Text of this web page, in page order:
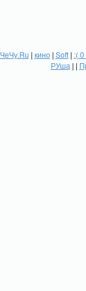
ЧеЧу.Ru | кино| Soft| :(
РУша | |